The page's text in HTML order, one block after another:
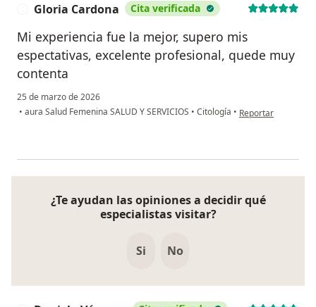
Gloria Cardona Cita verificada
Mi experiencia fue la mejor, supero mis
espectativas, excelente profesional, quede muy
contenta
25 de marzo de 2026
• aura Salud Femenina SALUD Y SERVICIOS • Citología • en opinión del
Reportar
¿Te ayudan las opiniones a decidir qué
especialistas visitar?
Si No